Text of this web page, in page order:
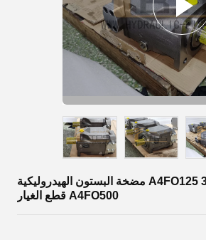
A4FO125 30R-PPB25N00 مضخة البستون الهيدروليكية
A4FO500 قطع الغيار